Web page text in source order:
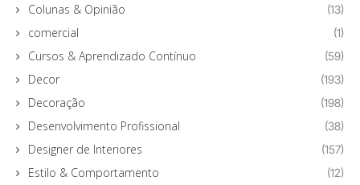
Colunas & Opinião (13)
comercial (1)
Cursos & Aprendizado Contínuo (59)
Decor (193)
Decoração (198)
Desenvolvimento Profissional (38)
Designer de Interiores (157)
Estilo & Comportamento (12)